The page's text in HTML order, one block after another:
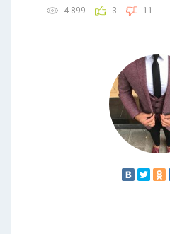
4 899 3 11